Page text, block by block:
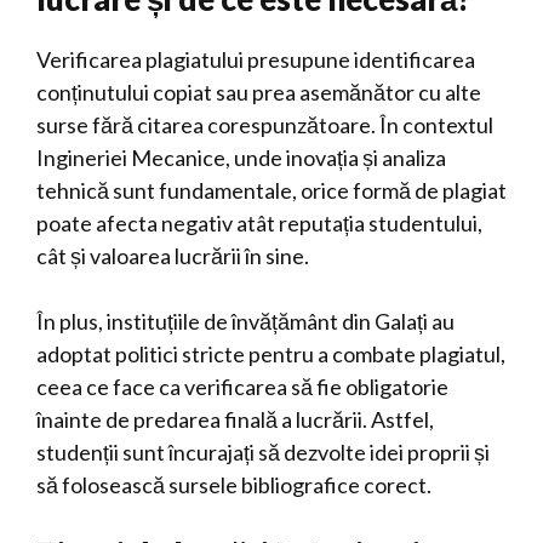
Verificarea plagiatului presupune identificarea
conținutului copiat sau prea asemănător cu alte
surse fără citarea corespunzătoare. În contextul
Ingineriei Mecanice, unde inovația și analiza
tehnică sunt fundamentale, orice formă de plagiat
poate afecta negativ atât reputația studentului,
cât și valoarea lucrării în sine.
În plus, instituțiile de învățământ din Galați au
adoptat politici stricte pentru a combate plagiatul,
ceea ce face ca verificarea să fie obligatorie
înainte de predarea finală a lucrării. Astfel,
studenții sunt încurajați să dezvolte idei proprii și
să folosească sursele bibliografice corect.